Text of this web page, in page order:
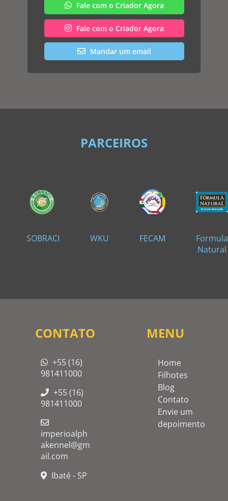
Fale com o Criador Agora
Fale com o Criador Agora
Mandar um email
PARCEIROS
SOBRACI WKU FECAM
Formula
Natural
CONTATO
+55 (16)
981411000
+55 (16)
981411000
imperioalph
akennel@gm
ail.com
Ibaté - SP
MENU
Home
Filhotes
Blog
Contato
Envie um
depoimento